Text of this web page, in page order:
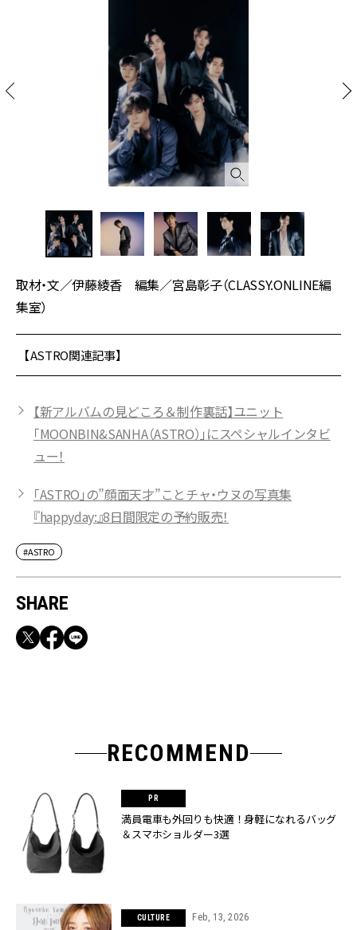
取材・文／伊藤綾香 編集／宮島彰子（CLASSY.ONLINE編
集室）
【ASTRO関連記事】
【新アルバムの見どころ＆制作裏話】ユニット
「MOONBIN&SANHA（ASTRO）」にスペシャルインタビ
ュー！
「ASTRO」の”顔面天才”ことチャ・ウヌの写真集
『happyday:』8日間限定の予約販売！
#ASTRO
SHARE
RECOMMEND
満員電車も外回りも快適！身軽になれるバッグ
＆スマホショルダー3選
CULTURE Feb, 13, 2026